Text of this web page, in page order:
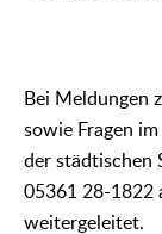
Bei Meldungen
sowie Fragen
der städtischen
05361 28-1822
weitergeleitet.